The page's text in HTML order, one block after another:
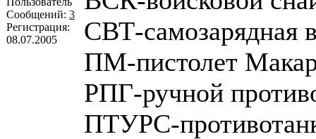
Сообщений: 3
Регистрация:
08.07.2005
СВТ-самозарядная
ПМ-пистолет
РПГ-ручной
ПТУРС-